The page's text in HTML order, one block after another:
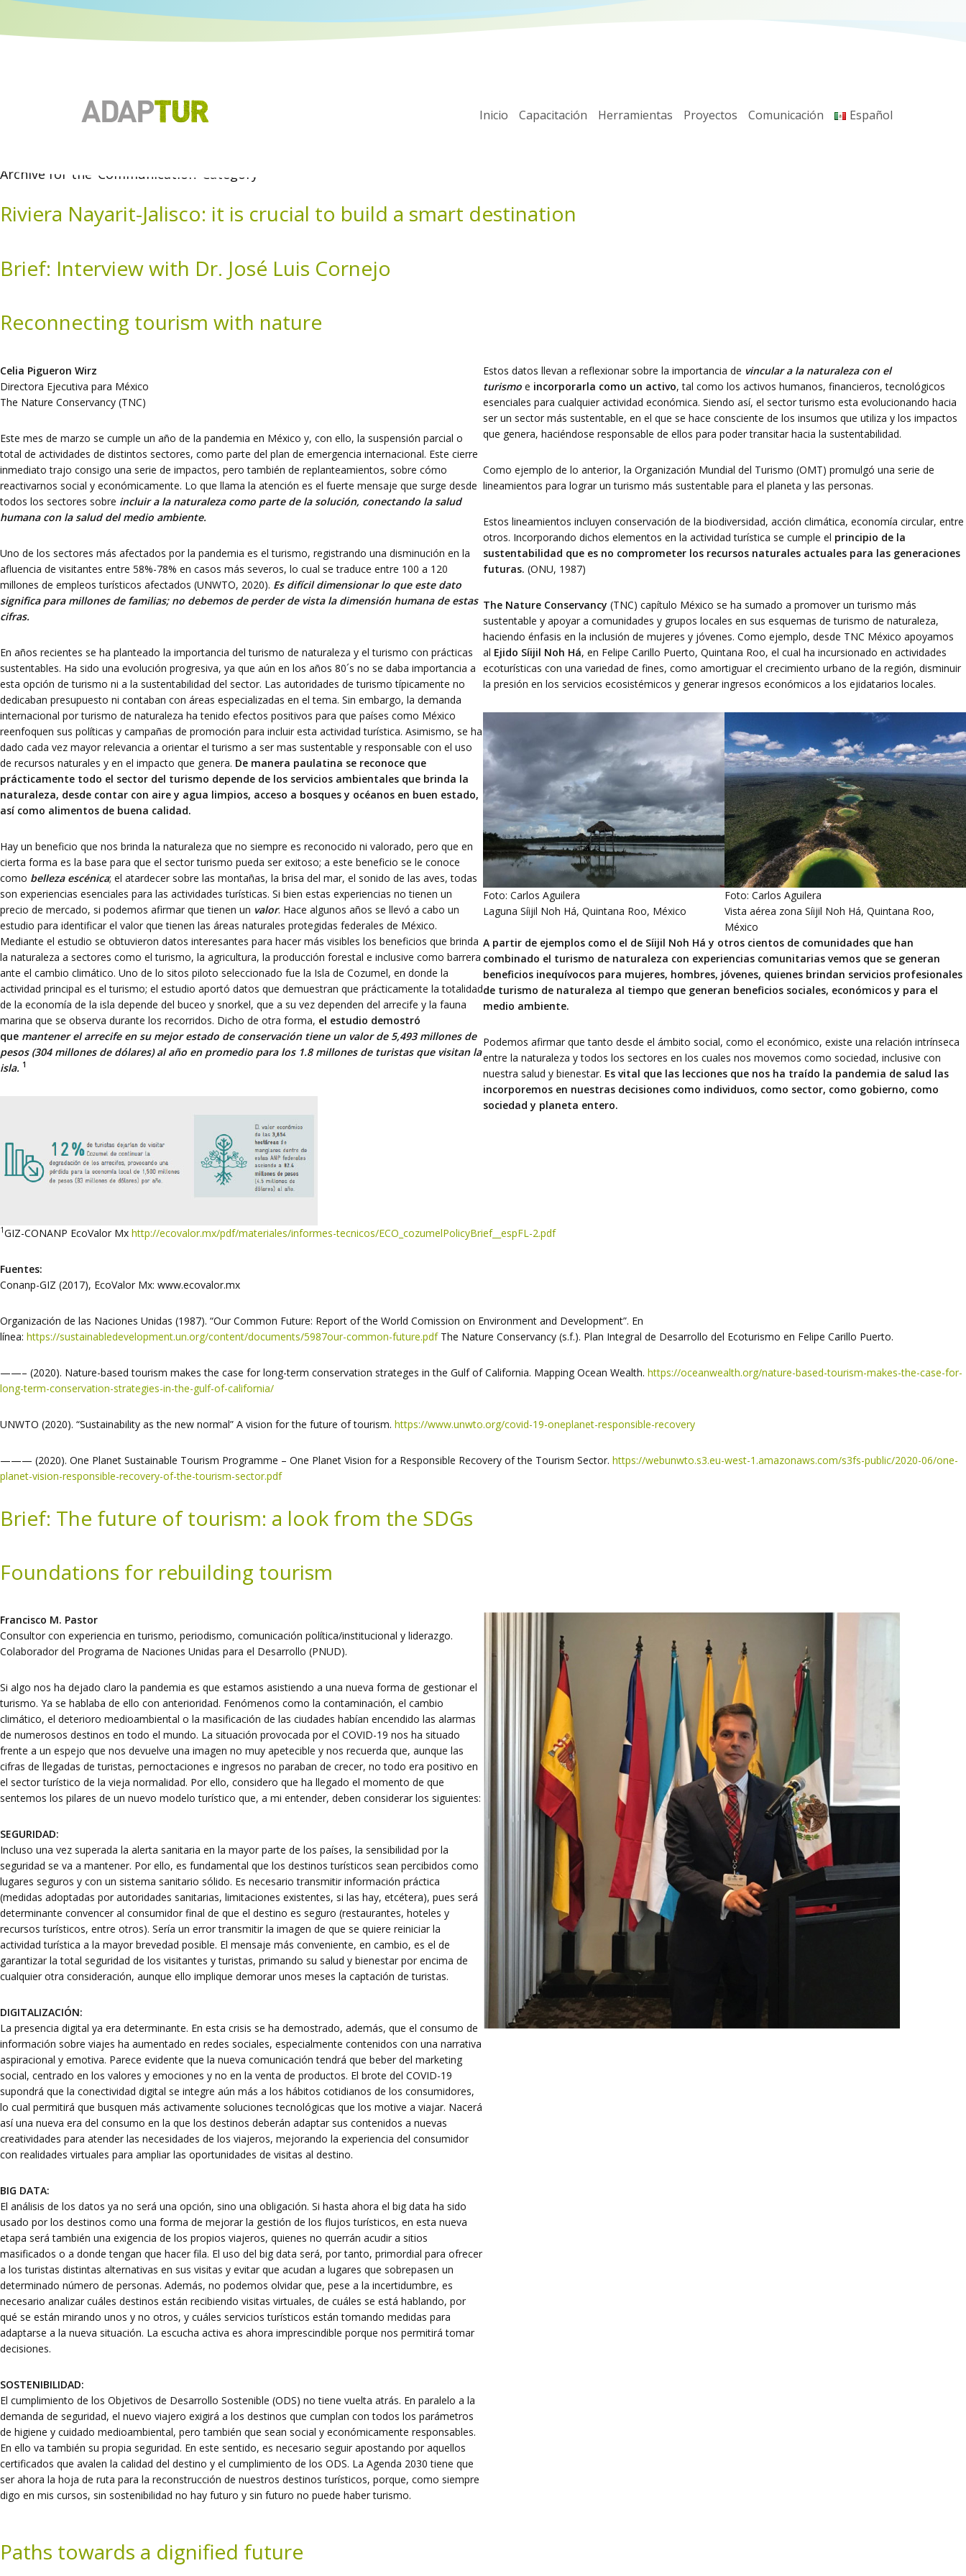
Inicio Capacitación Herramientas Proyectos Comunicación Español
Archive for the ‘Communication’ Category
Riviera Nayarit-Jalisco: it is crucial to build a smart destination
Brief: Interview with Dr. José Luis Cornejo
Reconnecting tourism with nature
Celia Pigueron Wirz
Directora Ejecutiva para México
The Nature Conservancy (TNC)
Este mes de marzo se cumple un año de la pandemia en México y, con ello, la suspensión parcial o
total de actividades de distintos sectores, como parte del plan de emergencia internacional. Este cierre
inmediato trajo consigo una serie de impactos, pero también de replanteamientos, sobre cómo
reactivarnos social y económicamente. Lo que llama la atención es el fuerte mensaje que surge desde
todos los sectores sobre incluir a la naturaleza como parte de la solución, conectando la salud
humana con la salud del medio ambiente.
Uno de los sectores más afectados por la pandemia es el turismo, registrando una disminución en la
afluencia de visitantes entre 58%-78% en casos más severos, lo cual se traduce entre 100 a 120
millones de empleos turísticos afectados (UNWTO, 2020). Es difícil dimensionar lo que este dato
significa para millones de familias; no debemos de perder de vista la dimensión humana de estas
cifras.
En años recientes se ha planteado la importancia del turismo de naturaleza y el turismo con prácticas
sustentables. Ha sido una evolución progresiva, ya que aún en los años 80´s no se daba importancia a
esta opción de turismo ni a la sustentabilidad del sector. Las autoridades de turismo típicamente no
dedicaban presupuesto ni contaban con áreas especializadas en el tema. Sin embargo, la demanda
internacional por turismo de naturaleza ha tenido efectos positivos para que países como México
reenfoquen sus políticas y campañas de promoción para incluir esta actividad turística. Asimismo, se ha
dado cada vez mayor relevancia a orientar el turismo a ser mas sustentable y responsable con el uso
de recursos naturales y en el impacto que genera. De manera paulatina se reconoce que
prácticamente todo el sector del turismo depende de los servicios ambientales que brinda la
naturaleza, desde contar con aire y agua limpios, acceso a bosques y océanos en buen estado,
así como alimentos de buena calidad.
Hay un beneficio que nos brinda la naturaleza que no siempre es reconocido ni valorado, pero que en
cierta forma es la base para que el sector turismo pueda ser exitoso; a este beneficio se le conoce
como belleza escénica; el atardecer sobre las montañas, la brisa del mar, el sonido de las aves, todas
son experiencias esenciales para las actividades turísticas. Si bien estas experiencias no tienen un
precio de mercado, si podemos afirmar que tienen un valor. Hace algunos años se llevó a cabo un
estudio para identificar el valor que tienen las áreas naturales protegidas federales de México.
Mediante el estudio se obtuvieron datos interesantes para hacer más visibles los beneficios que brinda
la naturaleza a sectores como el turismo, la agricultura, la producción forestal e inclusive como barrera
ante el cambio climático. Uno de lo sitos piloto seleccionado fue la Isla de Cozumel, en donde la
actividad principal es el turismo; el estudio aportó datos que demuestran que prácticamente la totalidad
de la economía de la isla depende del buceo y snorkel, que a su vez dependen del arrecife y la fauna
marina que se observa durante los recorridos. Dicho de otra forma, el estudio demostró
que mantener el arrecife en su mejor estado de conservación tiene un valor de 5,493 millones de
pesos (304 millones de dólares) al año en promedio para los 1.8 millones de turistas que visitan la
isla. 1
Estos datos llevan a reflexionar sobre la importancia de vincular a la naturaleza con el
turismo e incorporarla como un activo, tal como los activos humanos, financieros, tecnológicos
esenciales para cualquier actividad económica. Siendo así, el sector turismo esta evolucionando hacia
ser un sector más sustentable, en el que se hace consciente de los insumos que utiliza y los impactos
que genera, haciéndose responsable de ellos para poder transitar hacia la sustentabilidad.
Como ejemplo de lo anterior, la Organización Mundial del Turismo (OMT) promulgó una serie de
lineamientos para lograr un turismo más sustentable para el planeta y las personas.
Estos lineamientos incluyen conservación de la biodiversidad, acción climática, economía circular, entre
otros. Incorporando dichos elementos en la actividad turística se cumple el principio de la
sustentabilidad que es no comprometer los recursos naturales actuales para las generaciones
futuras. (ONU, 1987)
The Nature Conservancy (TNC) capítulo México se ha sumado a promover un turismo más
sustentable y apoyar a comunidades y grupos locales en sus esquemas de turismo de naturaleza,
haciendo énfasis en la inclusión de mujeres y jóvenes. Como ejemplo, desde TNC México apoyamos
al Ejido Síijil Noh Há, en Felipe Carillo Puerto, Quintana Roo, el cual ha incursionado en actividades
ecoturísticas con una variedad de fines, como amortiguar el crecimiento urbano de la región, disminuir
la presión en los servicios ecosistémicos y generar ingresos económicos a los ejidatarios locales.
Foto: Carlos Aguilera
Laguna Síijil Noh Há, Quintana Roo, México
Foto: Carlos Aguilera
Vista aérea zona Síijil Noh Há, Quintana Roo,
México
A partir de ejemplos como el de Síijil Noh Há y otros cientos de comunidades que han
combinado el turismo de naturaleza con experiencias comunitarias vemos que se generan
beneficios inequívocos para mujeres, hombres, jóvenes, quienes brindan servicios profesionales
de turismo de naturaleza al tiempo que generan beneficios sociales, económicos y para el
medio ambiente.
Podemos afirmar que tanto desde el ámbito social, como el económico, existe una relación intrínseca
entre la naturaleza y todos los sectores en los cuales nos movemos como sociedad, inclusive con
nuestra salud y bienestar. Es vital que las lecciones que nos ha traído la pandemia de salud las
incorporemos en nuestras decisiones como individuos, como sector, como gobierno, como
sociedad y planeta entero.
1GIZ-CONANP EcoValor Mx http://ecovalor.mx/pdf/materiales/informes-tecnicos/ECO_cozumelPolicyBrief__espFL-2.pdf
Fuentes:
Conanp-GIZ (2017), EcoValor Mx: www.ecovalor.mx
Organización de las Naciones Unidas (1987). “Our Common Future: Report of the World Comission on Environment and Development”. En
línea: https://sustainabledevelopment.un.org/content/documents/5987our-common-future.pdf The Nature Conservancy (s.f.). Plan Integral de Desarrollo del Ecoturismo en Felipe Carillo Puerto.
——– (2020). Nature-based tourism makes the case for long-term conservation strateges in the Gulf of California. Mapping Ocean Wealth. https://oceanwealth.org/nature-based-tourism-makes-the-case-for-
long-term-conservation-strategies-in-the-gulf-of-california/
UNWTO (2020). “Sustainability as the new normal” A vision for the future of tourism. https://www.unwto.org/covid-19-oneplanet-responsible-recovery
——— (2020). One Planet Sustainable Tourism Programme – One Planet Vision for a Responsible Recovery of the Tourism Sector. https://webunwto.s3.eu-west-1.amazonaws.com/s3fs-public/2020-06/one-
planet-vision-responsible-recovery-of-the-tourism-sector.pdf
Brief: The future of tourism: a look from the SDGs
Foundations for rebuilding tourism
Francisco M. Pastor
Consultor con experiencia en turismo, periodismo, comunicación política/institucional y liderazgo.
Colaborador del Programa de Naciones Unidas para el Desarrollo (PNUD).
Si algo nos ha dejado claro la pandemia es que estamos asistiendo a una nueva forma de gestionar el
turismo. Ya se hablaba de ello con anterioridad. Fenómenos como la contaminación, el cambio
climático, el deterioro medioambiental o la masificación de las ciudades habían encendido las alarmas
de numerosos destinos en todo el mundo. La situación provocada por el COVID-19 nos ha situado
frente a un espejo que nos devuelve una imagen no muy apetecible y nos recuerda que, aunque las
cifras de llegadas de turistas, pernoctaciones e ingresos no paraban de crecer, no todo era positivo en
el sector turístico de la vieja normalidad. Por ello, considero que ha llegado el momento de que
sentemos los pilares de un nuevo modelo turístico que, a mi entender, deben considerar los siguientes:
SEGURIDAD:
Incluso una vez superada la alerta sanitaria en la mayor parte de los países, la sensibilidad por la
seguridad se va a mantener. Por ello, es fundamental que los destinos turísticos sean percibidos como
lugares seguros y con un sistema sanitario sólido. Es necesario transmitir información práctica
(medidas adoptadas por autoridades sanitarias, limitaciones existentes, si las hay, etcétera), pues será
determinante convencer al consumidor final de que el destino es seguro (restaurantes, hoteles y
recursos turísticos, entre otros). Sería un error transmitir la imagen de que se quiere reiniciar la
actividad turística a la mayor brevedad posible. El mensaje más conveniente, en cambio, es el de
garantizar la total seguridad de los visitantes y turistas, primando su salud y bienestar por encima de
cualquier otra consideración, aunque ello implique demorar unos meses la captación de turistas.
DIGITALIZACIÓN:
La presencia digital ya era determinante. En esta crisis se ha demostrado, además, que el consumo de
información sobre viajes ha aumentado en redes sociales, especialmente contenidos con una narrativa
aspiracional y emotiva. Parece evidente que la nueva comunicación tendrá que beber del marketing
social, centrado en los valores y emociones y no en la venta de productos. El brote del COVID-19
supondrá que la conectividad digital se integre aún más a los hábitos cotidianos de los consumidores,
lo cual permitirá que busquen más activamente soluciones tecnológicas que los motive a viajar. Nacerá
así una nueva era del consumo en la que los destinos deberán adaptar sus contenidos a nuevas
creatividades para atender las necesidades de los viajeros, mejorando la experiencia del consumidor
con realidades virtuales para ampliar las oportunidades de visitas al destino.
BIG DATA:
El análisis de los datos ya no será una opción, sino una obligación. Si hasta ahora el big data ha sido
usado por los destinos como una forma de mejorar la gestión de los flujos turísticos, en esta nueva
etapa será también una exigencia de los propios viajeros, quienes no querrán acudir a sitios
masificados o a donde tengan que hacer fila. El uso del big data será, por tanto, primordial para ofrecer
a los turistas distintas alternativas en sus visitas y evitar que acudan a lugares que sobrepasen un
determinado número de personas. Además, no podemos olvidar que, pese a la incertidumbre, es
necesario analizar cuáles destinos están recibiendo visitas virtuales, de cuáles se está hablando, por
qué se están mirando unos y no otros, y cuáles servicios turísticos están tomando medidas para
adaptarse a la nueva situación. La escucha activa es ahora imprescindible porque nos permitirá tomar
decisiones.
SOSTENIBILIDAD:
El cumplimiento de los Objetivos de Desarrollo Sostenible (ODS) no tiene vuelta atrás. En paralelo a la
demanda de seguridad, el nuevo viajero exigirá a los destinos que cumplan con todos los parámetros
de higiene y cuidado medioambiental, pero también que sean social y económicamente responsables.
En ello va también su propia seguridad. En este sentido, es necesario seguir apostando por aquellos
certificados que avalen la calidad del destino y el cumplimiento de los ODS. La Agenda 2030 tiene que
ser ahora la hoja de ruta para la reconstrucción de nuestros destinos turísticos, porque, como siempre
digo en mis cursos, sin sostenibilidad no hay futuro y sin futuro no puede haber turismo.
Paths towards a dignified future